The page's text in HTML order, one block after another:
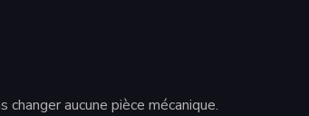
aucune pièce mécanique.